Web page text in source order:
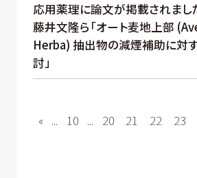
応用薬理に論文が掲載されまし
藤井文隆ら「オート麦地上部
Herba) 抽出物の減煙補助に対
討」
« ... 10 ... 20 21 22 23